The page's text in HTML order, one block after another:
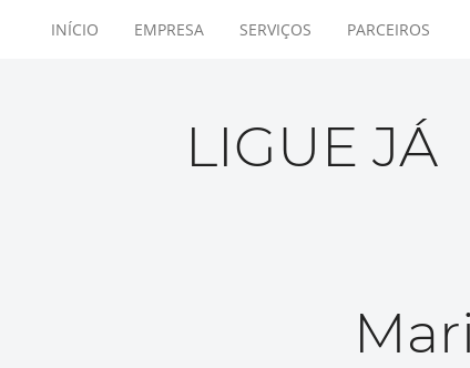
INÍCIO EMPRESA SERVIÇOS PARCEIROS
LIGUE JÁ